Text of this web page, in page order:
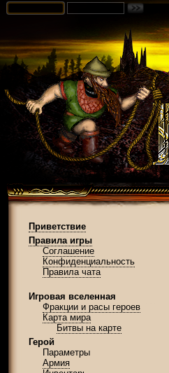
Приветствие
Правила игры
Соглашение
Конфиденциальность
Правила чата
Игровая вселенная
Фракции и расы героев
Карта мира
Битвы на карте
Герой
Параметры
Армия